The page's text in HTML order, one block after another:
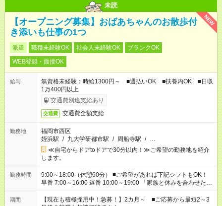
未読
NEW
【オープニング募集】おばあちゃんのお散歩付
き添いも仕事の1つ
派遣 職種未経験OK 社会人未経験OK
ブランクOK
WEB登録・面接OK
給与
無資格未経験：時給1300円～ ■週払いOK ■扶養内OK ■日収
1万400円以上
交通費別途支給あり
交通費 交通費全額支給
勤務地
福岡市西区
姪浜駅 / 九大学研都市駅 / 周船寺駅 / …
≪自宅からドアtoドアで30分以内！≫ご希望の勤務地を紹介
します。
勤務時間
9:00～18:00（休憩60分） ■ご希望があれば下記シフトもOK！
早番 7:00～16:00 遅番 10:00～19:00 「家族と休みを合わせた
い」 「余裕を持って夕飯の準備がしたい」 「できれば残業はし
たくない」 など、ご希望を教えてくださいね。 ※Wワーク希望
期間
【現在も積極採用中！急募！】2カ月～ ■ご応募から最短2～3